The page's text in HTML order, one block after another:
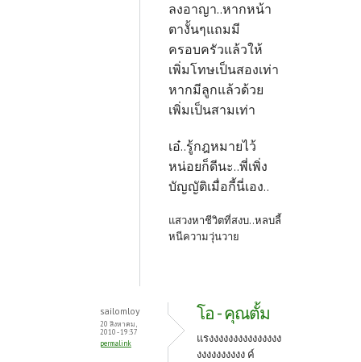
ลงอาญา..หากหน้า
ตางั้นๆแถมมี
ครอบครัวแล้วให้
เพิ่มโทษเป็นสองเท่า
หากมีลูกแล้วด้วย
เพิ่มเป็นสามเท่า
เอ๋..รู้กฎหมายไว้
หน่อยก็ดีนะ..พี่เพิ่ง
บัญญัติเมื่อกี้นี่เอง..
แสวงหาชีวิตที่สงบ..หลบลี้
หนีความวุ่นวาย
sailomloy
20 สิงหาคม,
2010 - 19:37
permalink
โอ - คุณตั้ม
แรงงงงงงงงงงงงงงง
งงงงงงงงงง ค์